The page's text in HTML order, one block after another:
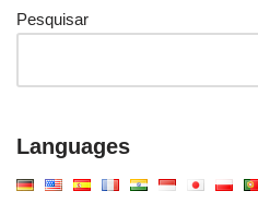
Pesquisar
Languages